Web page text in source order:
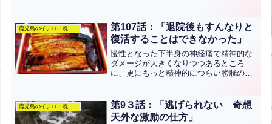
られた。良くテレビに出されていた為
か、“あ、鹿児島ナ...全文はクリック
第107話：「退院後もすんなりと
復活することはできなかった」
慢性となった下半身の神経痛で精神的な
ダメージが大きくなりつつあるところ
に、更にもっと精神的につらい膀胱の原
に出るかと思えば、全く出なくなって苦
しむなど、頻尿と閉尿を好き...全文はク
リック
第9３話：「逃げられない 奇想
天外な激励の仕方」